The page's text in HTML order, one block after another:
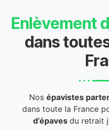
Enlèvement
dans
Nosépavistes
dans toute la France
d’épavesdu retrait